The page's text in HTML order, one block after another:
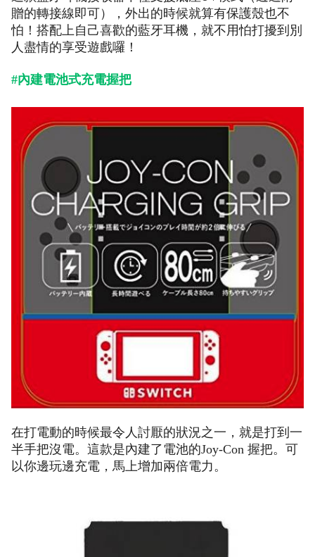
贈的轉接線即可），外出的時候就算有保護殼也不
怕！搭配上自己喜歡的藍牙耳機，就不用怕打擾到別
人盡情的享受遊戲囉！
#內建電池式充電握把
在打電動的時候最令人討厭的狀況之一，就是打到一
半手把沒電。這款是內建了電池的Joy-Con 握把。可
以你邊玩邊充電，馬上增加兩倍電力。